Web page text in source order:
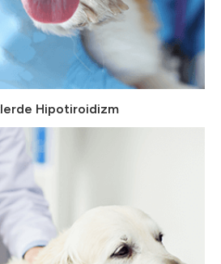
Hipotiroidizm